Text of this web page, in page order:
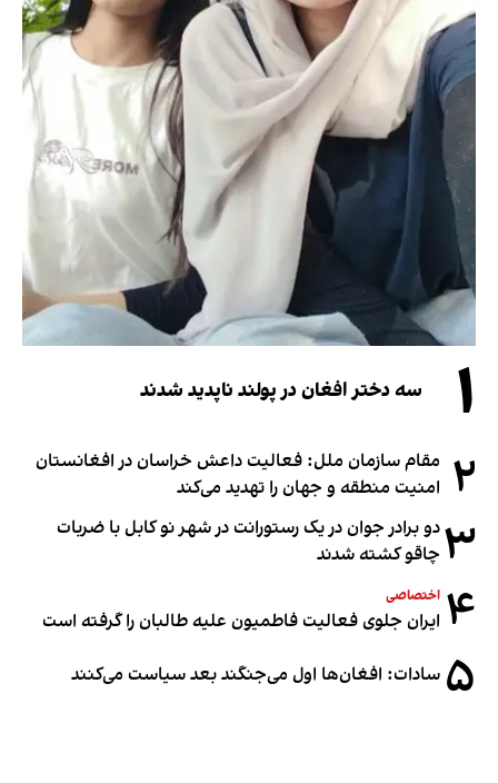
۱ سه دختر افغان در پولند ناپدید شدند
۲ مقام سازمان ملل: فعالیت داعش خراسان در افغانستان
امنیت منطقه و جهان را تهدید می‌کند
۳دو برادر جوان در یک رستورانت در شهر نو کابل با ضربات
چاقو کشته شدند
۴ اختصاصی
ایران جلوی فعالیت فاطمیون علیه طالبان را گرفته است
۵ سادات: افغان‌ها اول می‌جنگند بعد سیاست می‌کنند